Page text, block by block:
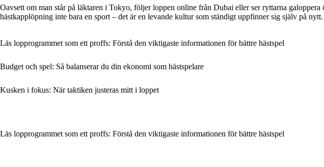
Oavsett om man står på läktaren i Tokyo, följer loppen online från Dubai eller ser ryttarna
hästkapplöpning inte bara en sport – det är en levande kultur som ständigt uppfinner sig själv på nytt.
Läs lopprogrammet som ett proffs: Förstå den viktigaste informationen för bättre hästspel
Budget och spel: Så balanserar du din ekonomi som hästspelare
Kusken i fokus: När taktiken justeras mitt i loppet
Läs lopprogrammet som ett proffs: Förstå den viktigaste informationen för bättre hästspel